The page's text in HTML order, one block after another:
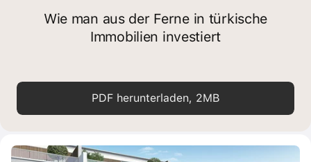
Wie man aus der Ferne in türkische
Immobilien investiert
PDF herunterladen, 2MB